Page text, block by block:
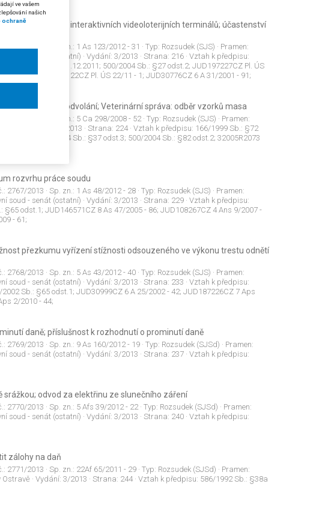
k provozování interaktivních videoloterijních terminálů; účastenství
2765/2013 · Sp. zn.: 1 As 123/2012 - 31 · Typ: Rozsudek (SJS) · Pramen:
soud - senát (ostatní) · Vydání: 3/2013 · Strana: 216· Vztah k předpisu:
Sb.: §50 do 31.12.2011; 500/2004 Sb.: §27 odst.2; JUD197227CZ Pl. ÚS
56/10 - 1; JUD205122CZ Pl. ÚS 22/11 - 1; JUD30776CZ 6 A 31/2001 - 91;
blanketní odvolání; Veterinární správa: odběr vzorků masa
· Sp. zn.: 5 Ca 298/2008 - 52· Typ: Rozsudek (SJS) · Pramen:
Praze 3/2013 · Strana: 224· Vztah k předpisu: 166/1999 Sb.: §72
odst.2; 500/2004 Sb.: §37 odst.3; 500/2004 Sb.: §82 odst.2; 32005R2073
rozvrhu práce soudu
2767/2013 · Sp. zn.: 1 As 48/2012 - 28· Typ: Rozsudek (SJS) · Pramen:
soud - senát (ostatní) · Vydání: 3/2013 · Strana: 229· Vztah k předpisu:
§65 odst.1; JUD146571CZ 8 As 47/2005 - 86; JUD108267CZ 4 Ans 9/2007 -
- 61;
přezkumu vyřízení stížnosti odsouzeného ve výkonu trestu odnětí
2768/2013 · Sp. zn.: 5 As 43/2012 - 40· Typ: Rozsudek (SJS) · Pramen:
soud - senát (ostatní) · Vydání: 3/2013 · Strana: 233 · Vztah k předpisu:
Sb.: §65 odst.1; JUD30999CZ 6 A 25/2002 - 42; JUD187226CZ 7 Aps
2/2010 - 44;
daně; příslušnost k rozhodnutí o prominutí daně
2769/2013 · Sp. zn.: 9 As 160/2012 - 19· Typ: Rozsudek (SJSd) · Pramen:
soud - senát (ostatní) · Vydání: 3/2013 · Strana: 237· Vztah k předpisu:
srážkou; odvod za elektřinu ze slunečního záření
2770/2013 · Sp. zn.: 5 Afs 39/2012 - 22· Typ: Rozsudek (SJSd) · Pramen:
soud - senát (ostatní) · Vydání: 3/2013 · Strana: 240· Vztah k předpisu:
zálohy na daň
2771/2013 · Sp. zn.: 22Af 65/2011 - 29· Typ: Rozsudek (SJSd) · Pramen:
Ostravě · Vydání: 3/2013 · Strana: 244· Vztah k předpisu: 586/1992 Sb.: §38a
ve vašem
našich
ochraně